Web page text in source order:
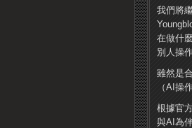
我們將
在做什
別人操
雖然是
（AI操
根據官
與AI為